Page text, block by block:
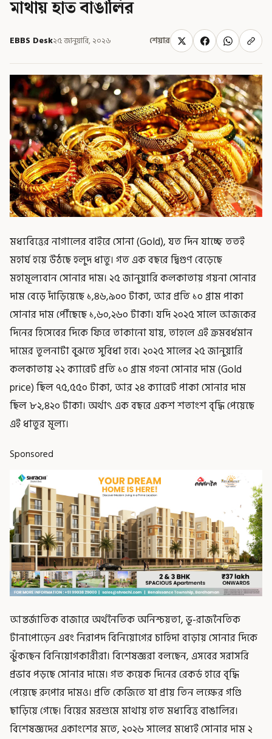
মাথায় হাত বাঙালির
EBBS Desk২৫ জানুয়ারি, ২০২৬ শেয়ার
মধ্যবিত্তের নাগালের বাইরে সোনা (Gold), যত দিন যাচ্ছে ততই
মহার্ঘ হয়ে উঠছে হলুদ ধাতু। গত এক বছরে দ্বিগুণ বেড়েছে
মহামূল্যবান সোনার দাম। ২৫ জানুয়ারি কলকাতায় গয়না সোনার
দাম বেড়ে দাঁড়িয়েছে ১,৪৬,৯০০ টাকা, আর প্রতি ১০ গ্রাম পাকা
সোনার দাম পৌঁছেছে ১,৬০,২৬০ টাকা। যদি ২০২৫ সালে আজকের
দিনের হিসেবের দিকে ফিরে তাকানো যায়, তাহলে এই ক্রমবর্ধমান
দামের তুলনাটা বুঝতে সুবিধা হবে। ২০২৫ সালের ২৫ জানুয়ারি
কলকাতায় ২২ ক্যারেট প্রতি ১০ গ্রাম গহনা সোনার দাম (Gold
price) ছিল ৭৫,৫৫০ টাকা, আর ২৪ ক্যারেট পাকা সোনার দাম
ছিল ৮২,৪২০ টাকা। অর্থাৎ এক বছরে একশ শতাংশ বৃদ্ধি পেয়েছে
এই ধাতুর মূল্য।
Sponsored
আন্তর্জাতিক বাজারে অর্থনৈতিক অনিশ্চয়তা, ভূ-রাজনৈতিক
টানাপোড়েন এবং নিরাপদ বিনিয়োগের চাহিদা বাড়ায় সোনার দিকে
ঝুঁকছেন বিনিয়োগকারীরা। বিশেষজ্ঞরা বলছেন, এসবের সরাসরি
প্রভাব পড়ছে সোনার দামে। গত কয়েক দিনের রেকর্ড হারে বৃদ্ধি
পেয়েছে রুপোর দামও। প্রতি কেজিতে যা প্রায় তিন লক্ষের গণ্ডি
ছাড়িয়ে গেছে। বিয়ের মরশুমে মাথায় হাত মধ্যবিত্ত বাঙালির।
বিশেষজ্ঞদের একাংশের মতে, ২০২৬ সালের মধ্যেই সোনার দাম ২